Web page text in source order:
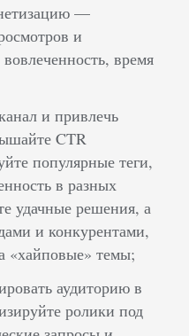
—
и
время
и привлечь
CTR
популярные теги,
в разных
удачные решения, а
и конкурентами,
«хайповые» темы;
аудиторию в
ролики под